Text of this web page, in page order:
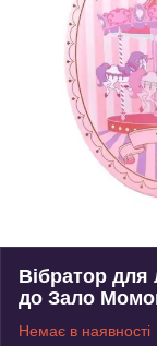
Вібратор для
до Зало
Немає в наявності